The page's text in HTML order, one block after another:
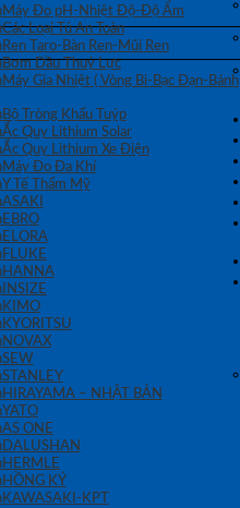
Máy Đo pH-Nhiệt Độ-Độ Ẩm
Các Loại Tủ An Toàn
Ren Taro-Bàn Ren-Mũi Ren
Bơm Dầu Thuỷ Lực
Máy Gia Nhiệt ( Vòng Bi-Bạc Đạn-Bánh
Bộ Tròng Khẩu Tuýp
Ắc Quy Lithium Solar
Ắc Quy Lithium Xe Điện
Máy Đo Đa Khí
Y Tế Thẩm Mỹ
ASAKI
EBRO
ELORA
FLUKE
HANNA
INSIZE
KIMO
KYORITSU
NOVAX
SEW
STANLEY
HIRAYAMA – NHẬT BẢN
YATO
AS ONE
DALUSHAN
HERMLE
HỒNG KÝ
KAWASAKI-KPT